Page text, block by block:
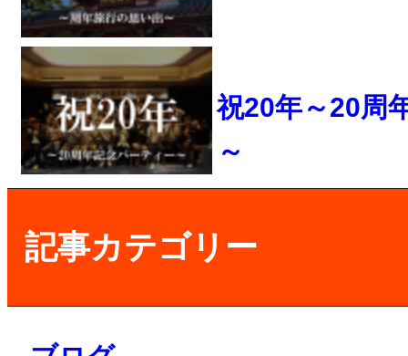
祝20年～20周
～
記事カテゴリー